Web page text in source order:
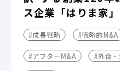
ス企業「はりま家
#成長戦略 #戦略的M&A
#アフターM&A #外食